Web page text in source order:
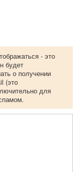
- это
будет
о получении
(это
для